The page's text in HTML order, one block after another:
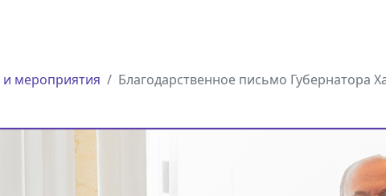
мероприятия Благодарственное письмо Губернатора